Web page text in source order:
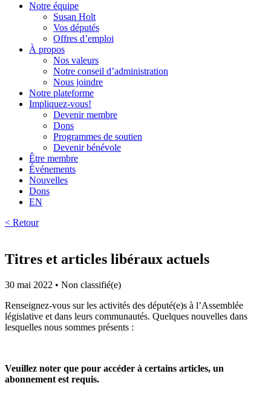
Notre équipe
Susan Holt
Vos députés
Offres d’emploi
À propos
Nos valeurs
Notre conseil d’administration
Nous joindre
Notre plateforme
Impliquez-vous!
Devenir membre
Dons
Programmes de soutien
Devenir bénévole
Être membre
Événements
Nouvelles
Dons
EN
< Retour
Titres et articles libéraux actuels
30 mai 2022 • Non classifié(e)
Renseignez-vous sur les activités des député(e)s à l’Assemblée
législative et dans leurs communautés. Quelques nouvelles dans
lesquelles nous sommes présents :
Veuillez noter que pour accéder à certains articles, un
abonnement est requis.